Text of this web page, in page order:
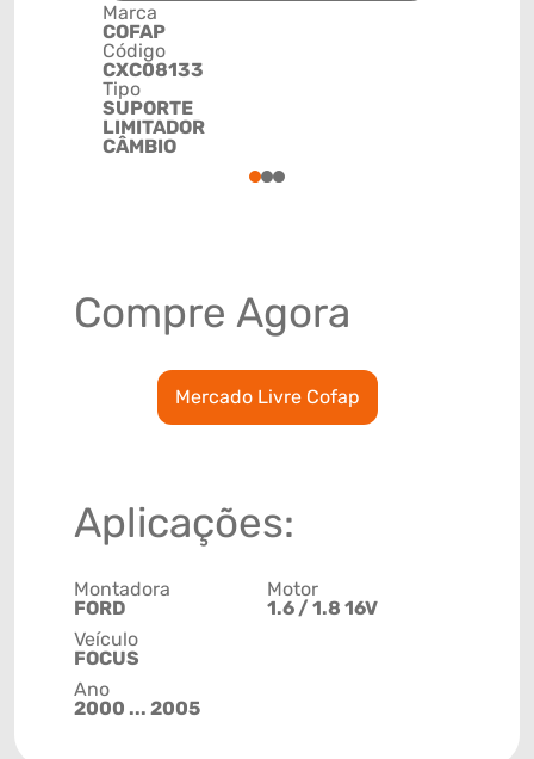
Marca
COFAP
Código
CXC08133
Tipo
SUPORTE
LIMITADOR
CÂMBIO
123
Compre Agora
Mercado Livre Cofap
Aplicações:
Montadora
FORD
Veículo
FOCUS
Ano
2000 ... 2005
Motor
1.6 / 1.8 16V